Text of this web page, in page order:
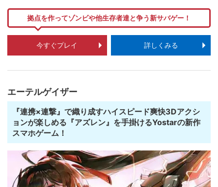
拠点を作ってゾンビや他生存者達と争う新サバゲー！
今すぐプレイ 詳しくみる
エーテルゲイザー
『連携×連撃』で織り成すハイスピード爽快3Dアクシ
ョンが楽しめる『アズレン』を手掛けるYostarの新作
スマホゲーム！